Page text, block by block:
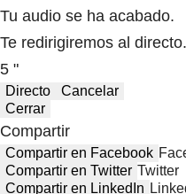
Tu audio se ha acabado.
Te redirigiremos al directo.
5 "
Directo
Cancelar
Cerrar
Compartir
Compartir en Facebook
Compartir en Twitter Twitter
Compartir en LinkedIn